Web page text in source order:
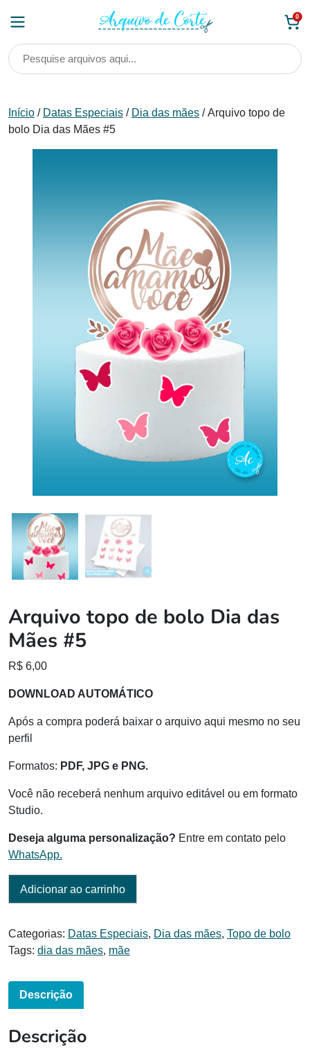
0
Início / Datas Especiais / Dia das mães / Arquivo topo de
bolo Dia das Mães #5
Arquivo topo de bolo Dia das
Mães #5
R$ 6,00
DOWNLOAD AUTOMÁTICO
Após a compra poderá baixar o arquivo aqui mesmo no seu
perfil
Formatos: PDF, JPG e PNG.
Você não receberá nenhum arquivo editável ou em formato
Studio.
Deseja alguma personalização? Entre em contato pelo
WhatsApp.
Adicionar ao carrinho
Categorias: Datas Especiais, Dia das mães, Topo de bolo
Tags: dia das mães, mãe
Descrição
Descrição